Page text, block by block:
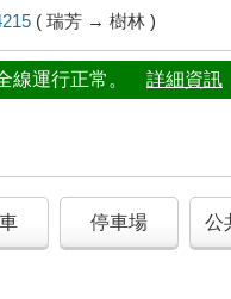
( 瑞芳 → 樹林 )
線運行正常。 詳細資訊
停車場 公